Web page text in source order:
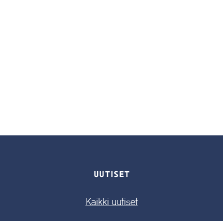
UUTISET
Kaikki uutiset